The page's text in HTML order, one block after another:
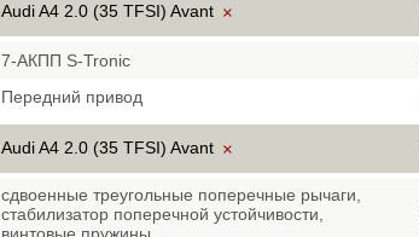
Audi A4 2.0 (35 TFSI) Avant ×
7-АКПП S-Tronic
Передний привод
Audi A4 2.0 (35 TFSI) Avant ×
сдвоенные треугольные поперечные рычаги,
стабилизатор поперечной устойчивости,